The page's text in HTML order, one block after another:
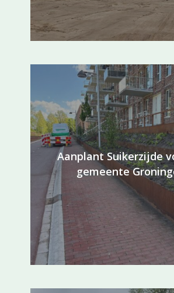
Aanplant Suikerzijde
gemeente